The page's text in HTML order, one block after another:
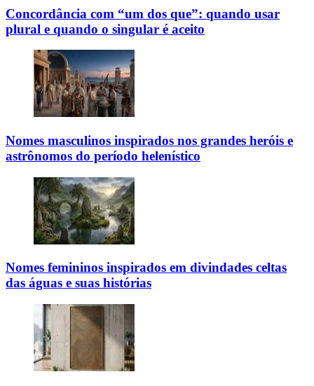
Concordância com “um dos que”: quando usar
plural e quando o singular é aceito
Nomes masculinos inspirados nos grandes heróis e
astrônomos do período helenístico
Nomes femininos inspirados em divindades celtas
das águas e suas histórias